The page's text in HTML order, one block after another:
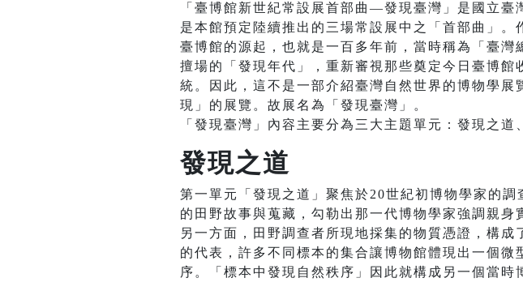
「臺博館新世紀常設展首部曲—發現臺灣」是國立
是本館預定陸續推出的三場常設展中之「首部曲」
臺博館的源起，也就是一百多年前，當時稱為「臺
擅場的「發現年代」，重新審視那些奠定今日臺博
統。因此，這不是一部介紹臺灣自然世界的博物學
現」的展覽。故展名為「發現臺灣」。
「發現臺灣」內容主要分為三大主題單元：發現之道
發現之道
第一單元「發現之道」聚焦於20世紀初博物學家的
的田野故事與蒐藏，勾勒出那一代博物學家強調親
另一方面，田野調查者所現地採集的物質憑證，構
的代表，許多不同標本的集合讓博物館體現出一個
序。「標本中發現自然秩序」因此就構成另一個當